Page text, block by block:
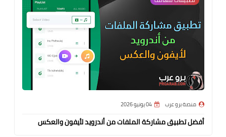
منصة برو عرب 04 يونيو 2026
أفضل تطبيق مشاركة الملفات من أندرويد لأيفون والعكس